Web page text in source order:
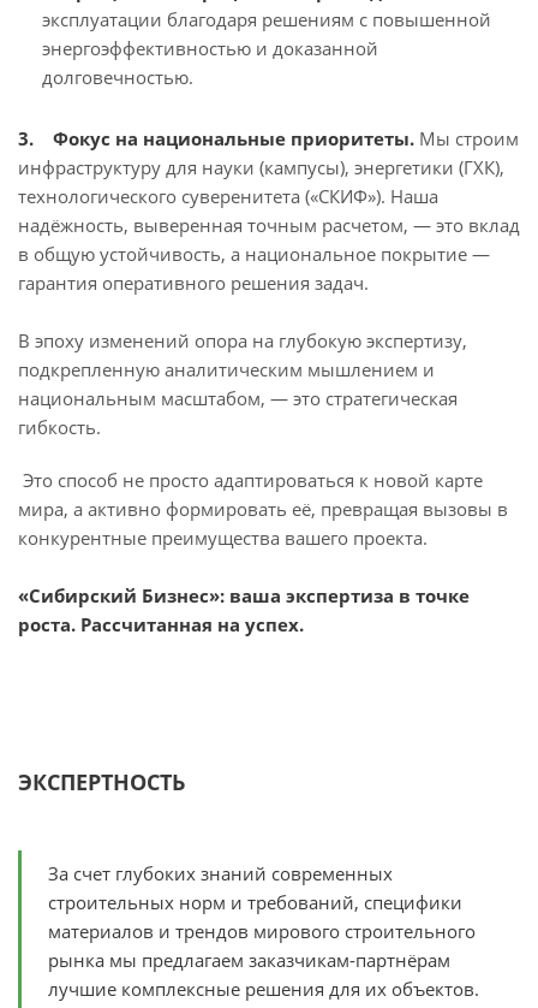
эксплуатации благодаря решениям с повышенной
энергоэффективностью и доказанной
долговечностью.
3. Фокус на национальные приоритеты. Мы строим
инфраструктуру для науки (кампусы), энергетики (ГХК),
технологического суверенитета («СКИФ»). Наша
надёжность, выверенная точным расчетом, — это вклад
в общую устойчивость, а национальное покрытие —
гарантия оперативного решения задач.
В эпоху изменений опора на глубокую экспертизу,
подкрепленную аналитическим мышлением и
национальным масштабом, — это стратегическая
гибкость.
Это способ не просто адаптироваться к новой карте
мира, а активно формировать её, превращая вызовы в
конкурентные преимущества вашего проекта.
«Сибирский Бизнес»: ваша экспертиза в точке
роста. Рассчитанная на успех.
ЭКСПЕРТНОСТЬ
За счет глубоких знаний современных
строительных норм и требований, специфики
материалов и трендов мирового строительного
рынка мы предлагаем заказчикам-партнёрам
лучшие комплексные решения для их объектов.